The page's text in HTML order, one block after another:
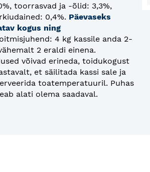
toorrasvad ja -õlid: 3,3%,
0,4%. Päevaseks
kogus ning
4 kg kassile anda 2-
2 eraldi einena.
võivad erineda, toidukogust
et säilitada kassi sale ja
toatemperatuuril. Puhas
alati olema saadaval.